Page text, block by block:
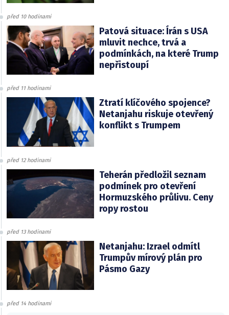
před 10 hodinami
Patová situace: Írán s USA
mluvit nechce, trvá a
podmínkách, na které Trump
nepřistoupí
před 11 hodinami
Ztratí klíčového spojence?
Netanjahu riskuje otevřený
konflikt s Trumpem
před 12 hodinami
Teherán předložil seznam
podmínek pro otevření
Hormuzského průlivu. Ceny
ropy rostou
před 13 hodinami
Netanjahu: Izrael odmítl
Trumpův mírový plán pro
Pásmo Gazy
před 14 hodinami